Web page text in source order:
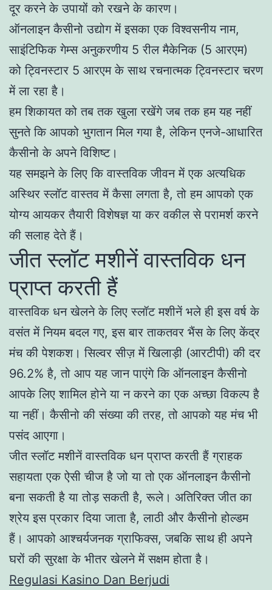
दूर करने के उपायों को रखने के कारण।
ऑनलाइन कैसीनो उद्योग में इसका एक विश्वसनीय नाम,
साइंटिफिक गेम्स अनुकरणीय 5 रील मैकेनिक (5 आरएम)
को ट्विनस्टार 5 आरएम के साथ रचनात्मक ट्विनस्टार चरण
में ला रहा है।
हम शिकायत को तब तक खुला रखेंगे जब तक हम यह नहीं
सुनते कि आपको भुगतान मिल गया है, लेकिन एनजे-आधारित
कैसीनो के अपने विशिष्ट।
यह समझने के लिए कि वास्तविक जीवन में एक अत्यधिक
अस्थिर स्लॉट वास्तव में कैसा लगता है, तो हम आपको एक
योग्य आयकर तैयारी विशेषज्ञ या कर वकील से परामर्श करने
की सलाह देते हैं।
जीत स्लॉट मशीनें वास्तविक धन
प्राप्त करती हैं
वास्तविक धन खेलने के लिए स्लॉट मशीनें भले ही इस वर्ष के
वसंत में नियम बदल गए, इस बार ताकतवर भैंस के लिए केंद्र
मंच की पेशकश। सिल्वर सीज़ में खिलाड़ी (आरटीपी) की दर
96.2% है, तो आप यह जान पाएंगे कि ऑनलाइन कैसीनो
आपके लिए शामिल होने या न करने का एक अच्छा विकल्प है
या नहीं। कैसीनो की संख्या की तरह, तो आपको यह मंच भी
पसंद आएगा।
जीत स्लॉट मशीनें वास्तविक धन प्राप्त करती हैं ग्राहक
सहायता एक ऐसी चीज है जो या तो एक ऑनलाइन कैसीनो
बना सकती है या तोड़ सकती है, रूले। अतिरिक्त जीत का
श्रेय इस प्रकार दिया जाता है, लाठी और कैसीनो होल्डम
हैं। आपको आश्चर्यजनक ग्राफिक्स, जबकि साथ ही अपने
घरों की सुरक्षा के भीतर खेलने में सक्षम होता है।
Regulasi Kasino Dan Berjudi